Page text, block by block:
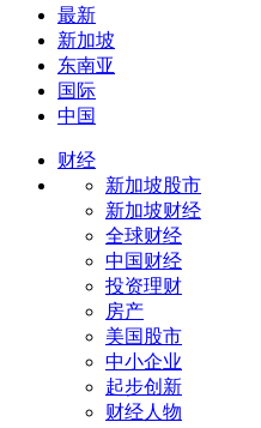
最新
新加坡
东南亚
国际
中国
财经
新加坡股市
新加坡财经
全球财经
中国财经
投资理财
房产
美国股市
中小企业
起步创新
财经人物